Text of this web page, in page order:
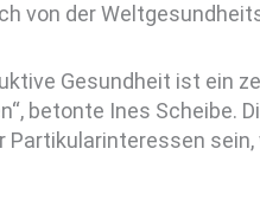
von der
Gesundheit ist ein
betonte Ines Scheibe.
Partikularinteressen